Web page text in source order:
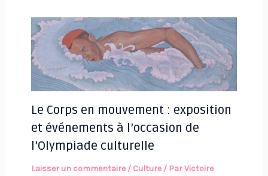
Le Corps en mouvement : exposition
et événements à l’occasion de
l’Olympiade culturelle
Laisser un commentaire / Culture/ ParVictoire